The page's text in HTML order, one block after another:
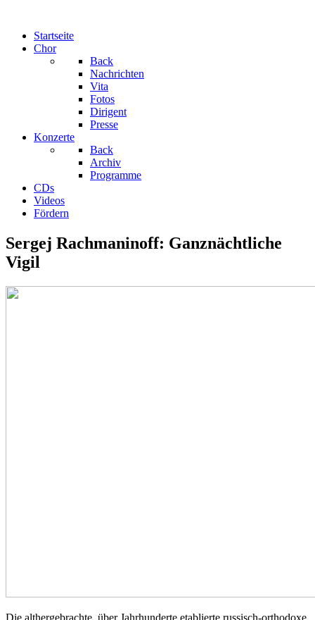
Startseite
Chor
Back
Nachrichten
Vita
Fotos
Dirigent
Presse
Konzerte
Back
Archiv
Programme
CDs
Videos
Fördern
Sergej Rachmaninoff: Ganznächtliche
Vigil
Die althergebrachte, über Jahrhunderte etablierte russisch-orthodoxe